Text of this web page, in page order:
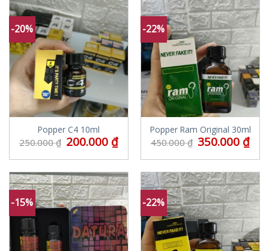
-20%
Popper C4 10ml
250.000₫ 200.000 ₫
-22%
Popper Ram Original 30ml
450.000₫ 350.000 ₫
-15% -22%